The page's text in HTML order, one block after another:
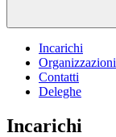
Incarichi
Organizzazioni
Contatti
Deleghe
Incarichi